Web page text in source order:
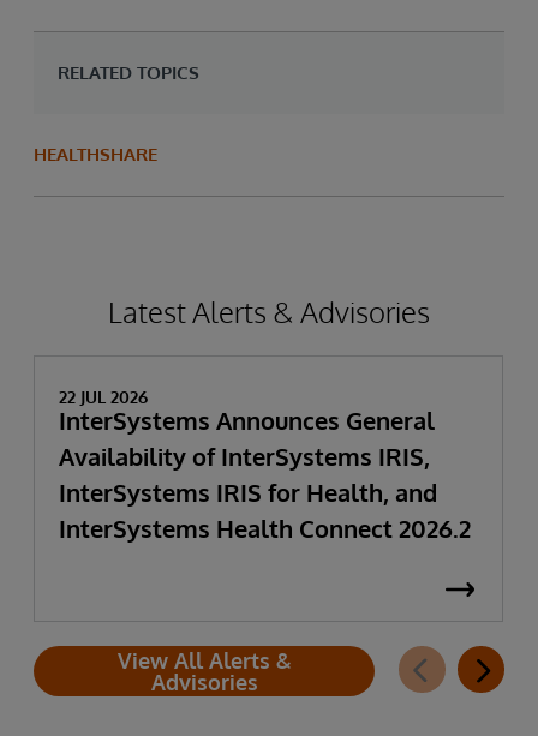
RELATED TOPICS
HEALTHSHARE
Latest Alerts & Advisories
22 JUL 2026
InterSystems Announces General
Availability of InterSystems IRIS,
InterSystems IRIS for Health, and
InterSystems Health Connect 2026.2
View All Alerts &
Advisories